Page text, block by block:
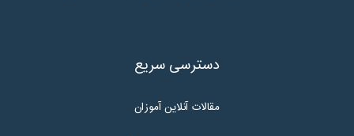
دسترسی سریع
مقالات آنلاین آموزان